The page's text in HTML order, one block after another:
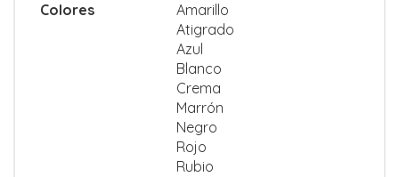
Colores
Amarillo
Atigrado
Azul
Blanco
Crema
Marrón
Negro
Rojo
Rubio